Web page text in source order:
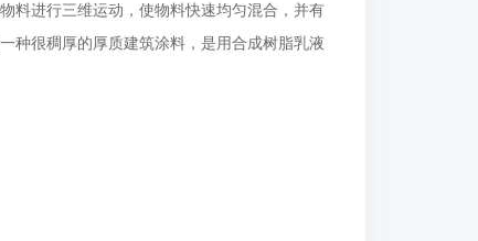
料进行三维运动，使物料快速均匀混合，并有
种很稠厚的厚质建筑涂料，是用合成树脂乳液